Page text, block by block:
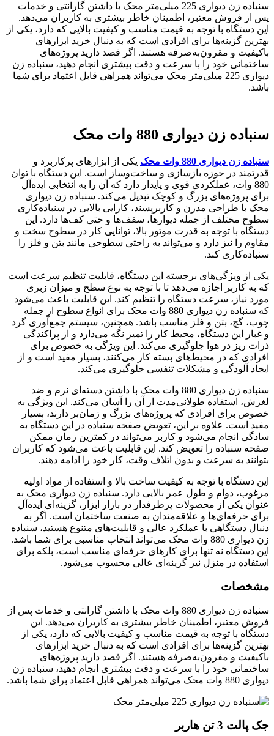
سنباده زن دیواری 225 میلی‌متر محک با داشتن گارانتی و خدمات
پس از فروش معتبر، اطمینان خاطر بیشتری به کاربران می‌دهد.
این دستگاه با توجه به قیمت مناسب و کیفیت بالایی که دارد، یکی از
بهترین گزینه‌ها برای افرادی است که به دنبال خرید ابزارهای
باکیفیت و مقرون‌به‌صرفه هستند. اگر قصد دارید پروژه‌های
ساختمانی خود را با سرعت و دقت بیشتری انجام دهید، سنباده زن
دیواری 225 میلی‌متر محک می‌تواند همراهی قابل اعتماد برای شما
باشد.
سنباده زن دیواری 880 وات محک
سنباده زن دیواری 880 وات محک
یکی از ابزارهای پرکاربرد و
قدرتمند در حوزه بازسازی و ساخت‌وساز است. این دستگاه با توان
880 وات، عملکردی قوی و پایدار دارد که آن را به انتخابی ایده‌آل
برای پروژه‌های بزرگ و کوچک تبدیل می‌کند. سنباده زن دیواری
محک با طراحی مدرن و کاربرپسند، کارایی بالایی در سنباده‌کاری
سطوح مختلف از جمله دیوارها، سقف‌ها و حتی کف‌ها دارد. این
دستگاه با توجه به قدرت موتور بالا، توانایی کار در سطوح سخت و
مقاوم را نیز دارد و می‌تواند به راحتی سطوحی مانند بتن و فلز را
سنباده‌کاری کند.
یکی از ویژگی‌های برجسته این دستگاه، قابلیت تنظیم سرعت است
که به کاربر اجازه می‌دهد تا با توجه به نوع سطح و میزان زبری
مورد نیاز، سرعت دستگاه را تنظیم کند. این قابلیت باعث می‌شود
که سنباده زن دیواری 880 وات محک برای انواع سطوح از جمله
چوب، گچ، بتن و فلز مناسب باشد. همچنین، سیستم جمع‌آوری گرد
و غبار این دستگاه، محیط کار را تمیز نگه می‌دارد و از پراکندگی
ذرات ریز در هوا جلوگیری می‌کند. این ویژگی به خصوص برای
افرادی که در محیط‌های بسته کار می‌کنند، بسیار مفید است و از
ایجاد آلودگی و مشکلات تنفسی جلوگیری می‌کند.
سنباده زن دیواری 880 وات محک با داشتن دسته‌ای نرم و ضد
لغزش، استفاده طولانی‌مدت از آن را آسان می‌کند. این ویژگی به
خصوص برای افرادی که پروژه‌های بزرگ و زمان‌بر دارند، بسیار
مفید است. علاوه بر این، تعویض صفحه سنباده در این دستگاه به
سادگی انجام می‌شود و کاربر می‌تواند در کمترین زمان ممکن
صفحه سنباده را تعویض کند. این قابلیت باعث می‌شود که کاربران
بتوانند به سرعت و بدون اتلاف وقت، کار خود را ادامه دهند.
این دستگاه با توجه به کیفیت ساخت بالا و استفاده از مواد اولیه
مرغوب، دوام و طول عمر بالایی دارد. سنباده زن دیواری محک به
عنوان یکی از محصولات پرطرفدار در بازار ابزار، گزینه‌ای ایده‌آل
برای حرفه‌ای‌ها و علاقه‌مندان به صنعت ساختمان است. اگر به
دنبال دستگاهی با عملکرد عالی و قابلیت‌های متنوع هستید، سنباده
زن دیواری 880 وات محک می‌تواند انتخاب مناسبی برای شما باشد.
این دستگاه نه تنها برای کارهای حرفه‌ای مناسب است، بلکه برای
استفاده در منزل نیز گزینه‌ای عالی محسوب می‌شود.
مشخصات
سنباده زن دیواری 880 وات محک با داشتن گارانتی و خدمات پس از
فروش معتبر، اطمینان خاطر بیشتری به کاربران می‌دهد. این
دستگاه با توجه به قیمت مناسب و کیفیت بالایی که دارد، یکی از
بهترین گزینه‌ها برای افرادی است که به دنبال خرید ابزارهای
باکیفیت و مقرون‌به‌صرفه هستند. اگر قصد دارید پروژه‌های
ساختمانی خود را با سرعت و دقت بیشتری انجام دهید، سنباده زن
دیواری 880 وات محک می‌تواند همراهی قابل اعتماد برای شما باشد.
جک پالت 3 تن هاربر